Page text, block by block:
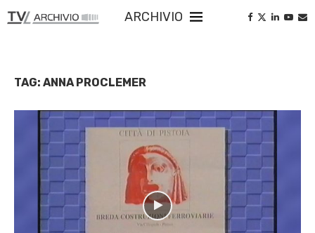
ARCHIVIO
TAG: ANNA PROCLEMER